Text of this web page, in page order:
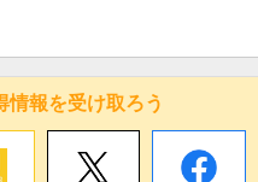
情報を受け取ろう